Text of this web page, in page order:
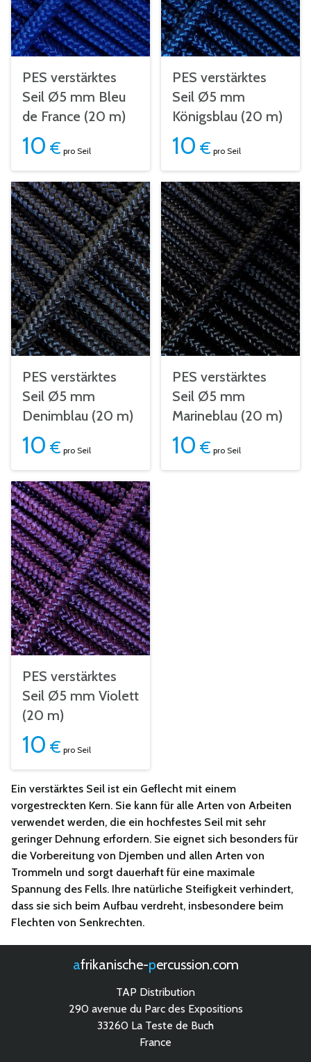
Ein verstärktes Seil ist ein Geflecht mit einem
vorgestreckten Kern. Sie kann für alle Arten von Arbeiten
verwendet werden, die ein hochfestes Seil mit sehr
geringer Dehnung erfordern. Sie eignet sich besonders für
die Vorbereitung von Djemben und allen Arten von
Trommeln und sorgt dauerhaft für eine maximale
Spannung des Fells. Ihre natürliche Steifigkeit verhindert,
dass sie sich beim Aufbau verdreht, insbesondere beim
Flechten von Senkrechten.
PES verstärktes
Seil Ø5 mm Bleu
de France (20 m)
10 € pro Seil
PES verstärktes
Seil Ø5 mm
Königsblau (20 m)
10 € pro Seil
PES verstärktes
Seil Ø5 mm
Denimblau (20 m)
10 € pro Seil
PES verstärktes
Seil Ø5 mm
Marineblau (20 m)
10 € pro Seil
PES verstärktes
Seil Ø5 mm Violett
(20 m)
10 € pro Seil
afrikanische- percussion.com
TAP Distribution
290 avenue du Parc des Expositions
33260 La Teste de Buch
France